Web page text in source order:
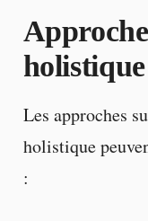
holistique
Les approches
holistique
: